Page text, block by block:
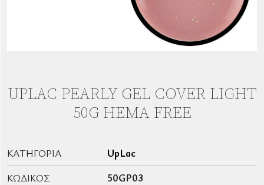
UPLAC PEARLY GEL COVER LIGHT
50G HEMA FREE
ΚΑΤΗΓΟΡΊΑ
UpLac
ΚΩΔΙΚΌΣ
50GP03